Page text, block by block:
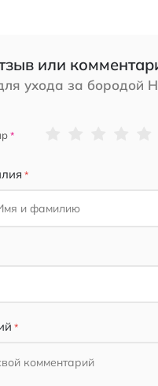
или
ухода за бородой